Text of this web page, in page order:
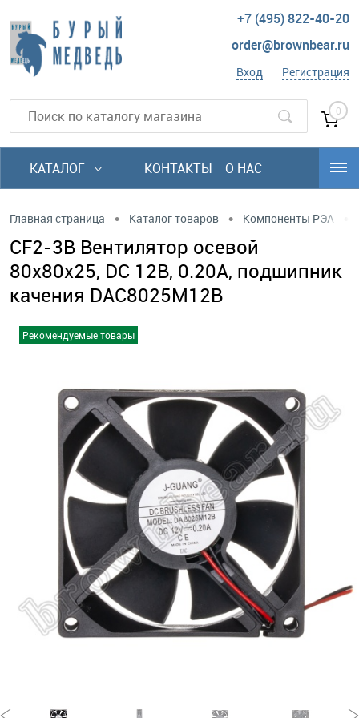
+7 (495) 822-40-20
order@brownbear.ru
Вход Регистрация
0
КАТАЛОГ КОНТАКТЫ О НАС
Главная страница • Каталог товаров • Компоненты РЭА
CF2-3B Вентилятор осевой
80х80х25, DC 12В, 0.20А, подшипник
качения DAC8025M12B
Рекомендуемые товары